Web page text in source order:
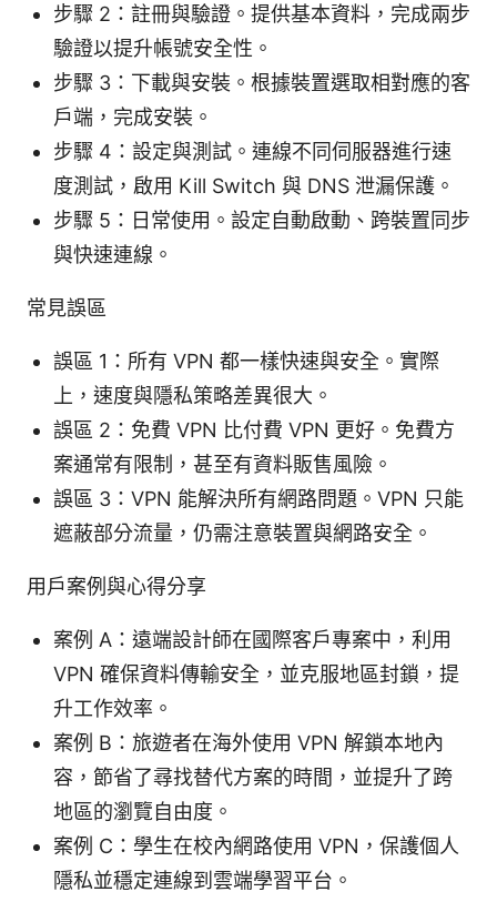
步驟 2：註冊與驗證。提供基本資料，完成兩步
驗證以提升帳號安全性。
步驟 3：下載與安裝。根據裝置選取相對應的客
戶端，完成安裝。
步驟 4：設定與測試。連線不同伺服器進行速
度測試，啟用 Kill Switch 與 DNS 泄漏保護。
步驟 5：日常使用。設定自動啟動、跨裝置同步
與快速連線。
常見誤區
誤區 1：所有 VPN 都一樣快速與安全。實際
上，速度與隱私策略差異很大。
誤區 2：免費 VPN 比付費 VPN 更好。免費方
案通常有限制，甚至有資料販售風險。
誤區 3：VPN 能解決所有網路問題。VPN 只能
遮蔽部分流量，仍需注意裝置與網路安全。
用戶案例與心得分享
案例 A：遠端設計師在國際客戶專案中，利用
VPN 確保資料傳輸安全，並克服地區封鎖，提
升工作效率。
案例 B：旅遊者在海外使用 VPN 解鎖本地內
容，節省了尋找替代方案的時間，並提升了跨
地區的瀏覽自由度。
案例 C：學生在校內網路使用 VPN，保護個人
隱私並穩定連線到雲端學習平台。